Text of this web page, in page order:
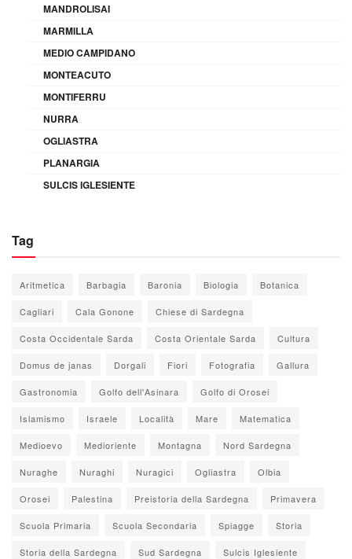
MANDROLISAI
MARMILLA
MEDIO CAMPIDANO
MONTEACUTO
MONTIFERRU
NURRA
OGLIASTRA
PLANARGIA
SULCIS IGLESIENTE
Tag
Aritmetica Barbagia Baronia Biologia Botanica
Cagliari Cala Gonone Chiese di Sardegna
Costa Occidentale Sarda Costa Orientale Sarda Cultura
Domus de janas Dorgali Fiori Fotografia Gallura
Gastronomia Golfo dell'Asinara Golfo di Orosei
Islamismo Israele Località Mare Matematica
Medioevo Medioriente Montagna Nord Sardegna
Nuraghe Nuraghi Nuragici Ogliastra Olbia
Orosei Palestina Preistoria della Sardegna Primavera
Scuola Primaria Scuola Secondaria Spiagge Storia
Storia della Sardegna Sud Sardegna Sulcis Iglesiente